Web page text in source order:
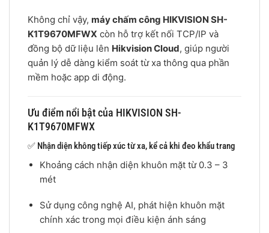
Không chỉ vậy, máy chấm công HIKVISION SH-
K1T9670MFWX còn hỗ trợ kết nối TCP/IP và
đồng bộ dữ liệu lên Hikvision Cloud, giúp người
quản lý dễ dàng kiểm soát từ xa thông qua phần
mềm hoặc app di động.
Ưu điểm nổi bật của HIKVISION SH-
K1T9670MFWX
✅ Nhận diện không tiếp xúc từ xa, kể cả khi đeo khẩu trang
Khoảng cách nhận diện khuôn mặt từ 0.3 – 3
mét
Sử dụng công nghệ AI, phát hiện khuôn mặt
chính xác trong mọi điều kiện ánh sáng